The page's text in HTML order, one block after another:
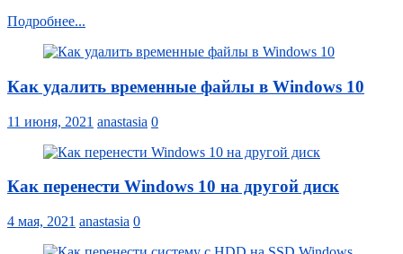
Подробнее...
Как удалить временные файлы в Windows 10
11 июня, 2021 anastasia 0
Как перенести Windows 10 на другой диск
4 мая, 2021 anastasia 0